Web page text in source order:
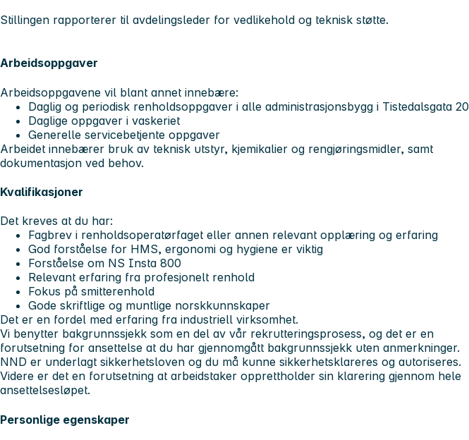
Stillingen rapporterer til avdelingsleder for vedlikehold og teknisk støtte.
Arbeidsoppgaver
Arbeidsoppgavene vil blant annet innebære:
Daglig og periodisk renholdsoppgaver i alle administrasjonsbygg i Tistedalsgata 20
Daglige oppgaver i vaskeriet
Generelle servicebetjente oppgaver
Arbeidet innebærer bruk av teknisk utstyr, kjemikalier og rengjøringsmidler, samt
dokumentasjon ved behov.
Kvalifikasjoner
Det kreves at du har:
Fagbrev i renholdsoperatørfaget eller annen relevant opplæring og erfaring
God forståelse for HMS, ergonomi og hygiene er viktig
Forståelse om NS Insta 800
Relevant erfaring fra profesjonelt renhold
Fokus på smitterenhold
Gode skriftlige og muntlige norskkunnskaper
Det er en fordel med erfaring fra industriell virksomhet.
Vi benytter bakgrunnssjekk som en del av vår rekrutteringsprosess, og det er en
forutsetning for ansettelse at du har gjennomgått bakgrunnssjekk uten anmerkninger.
NND er underlagt sikkerhetsloven og du må kunne sikkerhetsklareres og autoriseres.
Videre er det en forutsetning at arbeidstaker opprettholder sin klarering gjennom hele
ansettelsesløpet.
Personlige egenskaper